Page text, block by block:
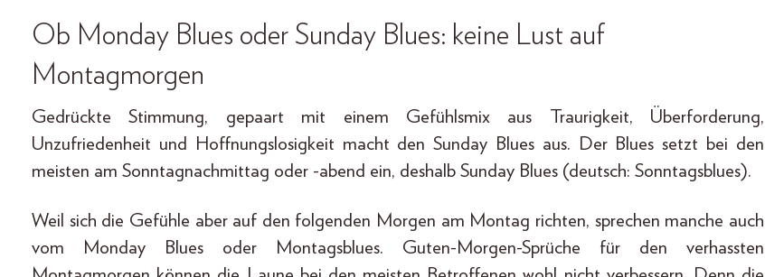
Ob Monday Blues oder Sunday Blues: keine Lust auf
Montagmorgen
Gedrückte Stimmung, gepaart mit einem Gefühlsmix aus Traurigkeit, Überforderung,
Unzufriedenheit und Hoffnungslosigkeit macht den Sunday Blues aus. Der Blues setzt bei den
meisten am Sonntagnachmittag oder -abend ein, deshalb Sunday Blues (deutsch: Sonntagsblues).
Weil sich die Gefühle aber auf den folgenden Morgen am Montag richten, sprechen manche auch
vom Monday Blues oder Montagsblues. Guten-Morgen-Sprüche für den verhassten